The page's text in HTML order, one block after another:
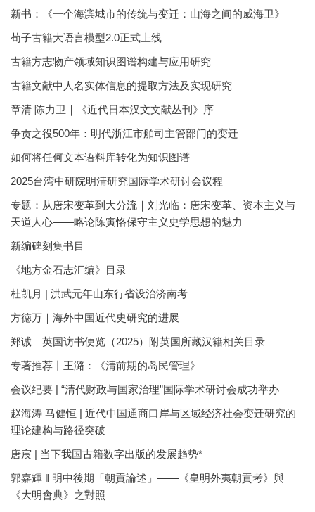
新书：《一个海滨城市的传统与变迁：山海之间的威海卫》
荀子古籍大语言模型2.0正式上线
古籍方志物产领域知识图谱构建与应用研究
古籍文献中人名实体信息的提取方法及实现研究
章清 陈力卫｜《近代日本汉文文献丛刊》序
争贡之役500年：明代浙江市舶司主管部门的变迁
如何将任何文本语料库转化为知识图谱
2025台湾中研院明清研究国际学术研讨会议程
专题：从唐宋变革到大分流｜刘光临：唐宋变革、资本主义与
天道人心——略论陈寅恪保守主义史学思想的魅力
新编碑刻集书目
《地方金石志汇编》目录
杜凯月 | 洪武元年山东行省设治济南考
方徳万｜海外中国近代史研究的进展
郑诚｜英国访书便览（2025）附英国所藏汉籍相关目录
专著推荐丨王潞：《清前期的岛民管理》
会议纪要 | “清代财政与国家治理”国际学术研讨会成功举办
赵海涛 马健恒 | 近代中国通商口岸与区域经济社会变迁研究的
理论建构与路径突破
唐宸 | 当下我国古籍数字出版的发展趋势*
郭嘉輝 ‖ 明中後期「朝貢論述」——《皇明外夷朝貢考》與
《大明會典》之對照